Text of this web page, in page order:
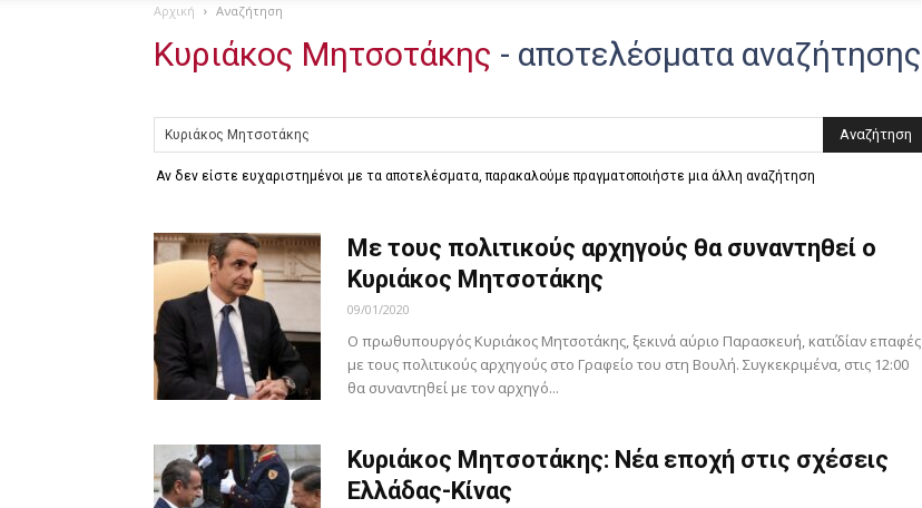
Αρχική Αναζήτηση
Κυριάκος Μητσοτάκης - αποτελέσματα αναζήτησης
Αν δεν είστε ευχαριστημένοι με τα αποτελέσματα, παρακαλούμε πραγματοποιήστε μια άλλη αναζήτηση
Με τους πολιτικούς αρχηγούς θα συναντηθεί ο
Κυριάκος Μητσοτάκης
09/01/2020
Ο πρωθυπουργός Κυριάκος Μητσοτάκης, ξεκινά αύριο Παρασκευή, κατ΄ιδίαν επαφές
με τους πολιτικούς αρχηγούς στο Γραφείο του στη Βουλή. Συγκεκριμένα, στις 12:00
θα συναντηθεί με τον αρχηγό...
Κυριάκος Μητσοτάκης: Νέα εποχή στις σχέσεις
Ελλάδας-Κίνας